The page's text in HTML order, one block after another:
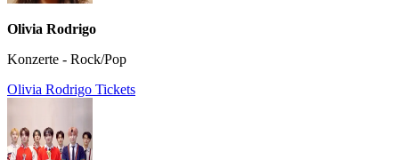
Olivia Rodrigo
Konzerte - Rock/Pop
Olivia Rodrigo Tickets